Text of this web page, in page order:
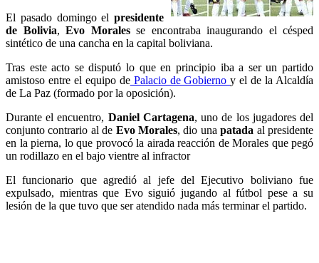
El pasado domingo el presidente
de Bolivia, Evo Moralesse encontraba inaugurando el césped
sintético de una cancha en la capital boliviana.
Tras este acto se disputó lo que en principio iba a ser un partido
amistoso entre el equipo dePalacio de Gobiernoy el de la Alcaldía
de La Paz (formado por la oposición).
Durante el encuentro, Daniel Cartagena, uno de los jugadores del
conjunto contrario al de Evo Morales, dio unapatada al presidente
en la pierna, lo que provocó la airada reacción de Morales que pegó
un rodillazo en el bajo vientre al infractor
El funcionario que agredió al jefe del Ejecutivo boliviano fue
expulsado, mientras que Evo siguió jugando al fútbol pese a su
lesión de la que tuvo que ser atendido nada más terminar el partido.